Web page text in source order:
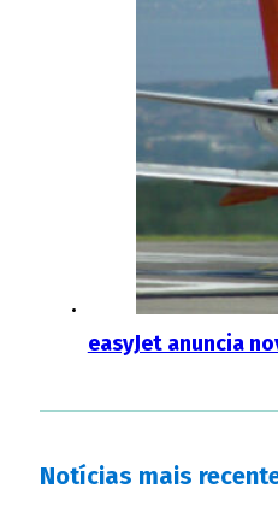
easyJet anuncia
Notícias mais